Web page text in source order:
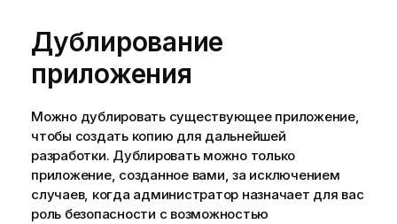
Дублирование
приложения
Можно дублировать существующее приложение,
чтобы создать копию для дальнейшей
разработки. Дублировать можно только
приложение, созданное вами, за исключением
случаев, когда администратор назначает для вас
роль безопасности с возможностью